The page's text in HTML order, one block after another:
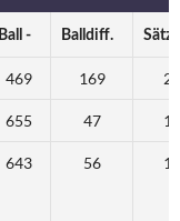
Ball - Balldiff.
469 169 24
655 47 19
643 56 18